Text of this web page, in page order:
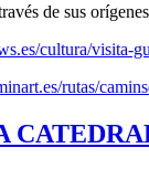
de sus
cultura/visita-
rutas/